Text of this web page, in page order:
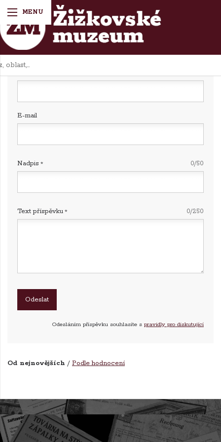
Diskuze k tématu:
Reklamní účtenka firmy Škrdle
E-mail
Nadpis 0/50
Text příspěvku 0/250
Odesláním příspěvku souhlasíte s pravidly pro diskutující
Od nejnovějších / Podle hodnocení